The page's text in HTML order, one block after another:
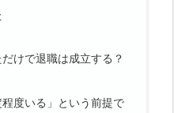
けで退職は成立する？
程度いる」という前提で